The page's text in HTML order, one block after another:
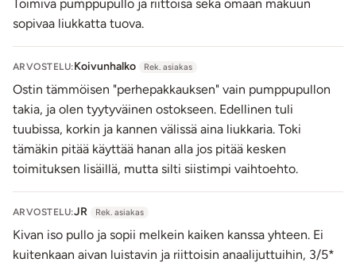
Toimiva pumppupullo ja riittoisa sekä omaan makuun
sopivaa liukkatta tuova.
ARVOSTELU:Koivunhalko Rek. asiakas
Ostin tämmöisen "perhepakkauksen" vain pumppupullon
takia, ja olen tyytyväinen ostokseen. Edellinen tuli
tuubissa, korkin ja kannen välissä aina liukkaria. Toki
tämäkin pitää käyttää hanan alla jos pitää kesken
toimituksen lisäillä, mutta silti siistimpi vaihtoehto.
ARVOSTELU:JR Rek. asiakas
Kivan iso pullo ja sopii melkein kaiken kanssa yhteen. Ei
kuitenkaan aivan luistavin ja riittoisin anaalijuttuihin, 3/5*